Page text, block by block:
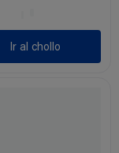
Ir al chollo